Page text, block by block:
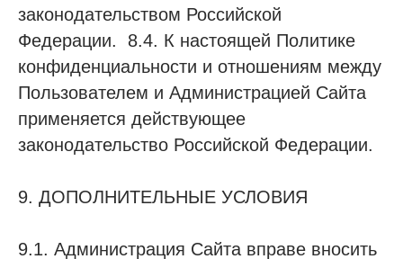
законодательством Российской
Федерации. 8.4. К настоящей Политике
конфиденциальности и отношениям между
Пользователем и Администрацией Сайта
применяется действующее
законодательство Российской Федерации.
9. ДОПОЛНИТЕЛЬНЫЕ УСЛОВИЯ
9.1. Администрация Сайта вправе вносить